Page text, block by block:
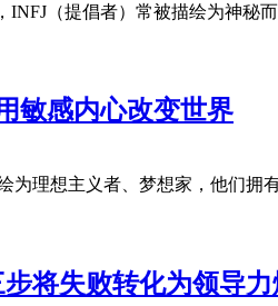
（提倡者）常被描绘为神
敏感内心改变世界
为理想主义者、梦想家，他们
将失败转化为领导